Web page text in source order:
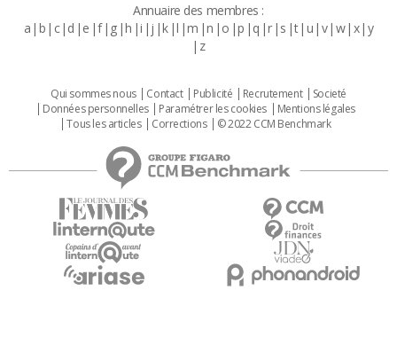
Annuaire des membres :
a b c d e f g h i j k l m n o p q r s t u v w x y
z
Qui sommes nous Contact Publicité Recrutement
Societé
Données personnelles
Paramétrer les cookies
Mentions légales
Tous les articles
Corrections © 2022 CCM Benchmark